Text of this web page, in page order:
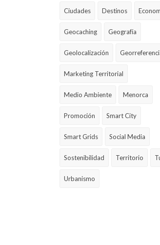
Ciudades Destinos
Geocaching Geografía
Geolocalización
Marketing Territorial
Medio Ambiente Menorca
Promoción Smart City
Smart Grids Social Media
Sostenibilidad Territorio
Urbanismo